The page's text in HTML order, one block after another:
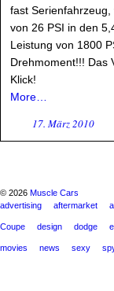
fast
von 26 PSI in den
Leistung von 1800
Drehmoment!!! Das
Klick!
More…
17. März 2010
© 2026 Muscle Cars
advertising
aftermarket
Coupe design dodge
movies news sexy